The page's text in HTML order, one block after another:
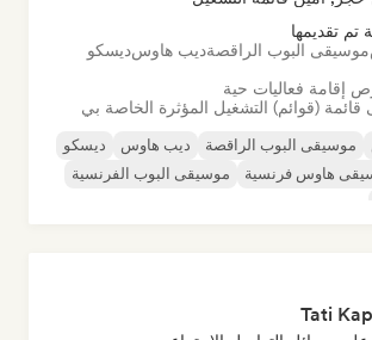
موسيقى البوب الراقصةديب هاوسديسكو
إقامة فعاليات حية
قائمة (قوائم) التشغيل المؤثرة الخاصة بي
موسيقى البوب الراقصة ديب هاوس
ديسكو
هاوس فرنسية
موسيقى البوب الفرنسية
Tati